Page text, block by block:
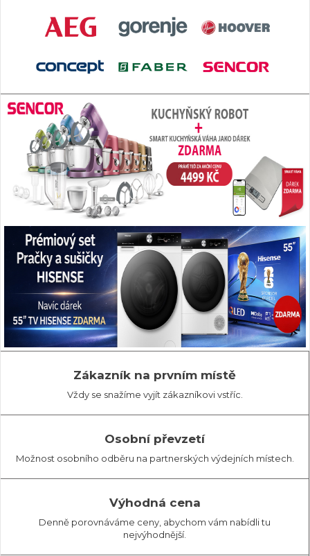
Zákazník na prvním místě
Vždy se snažíme vyjít zákazníkovi vstříc.
Osobní převzetí
Možnost osobního odběru na partnerských výdejních místech.
Výhodná cena
Denně porovnáváme ceny, abychom vám nabídli tu
nejvýhodnější.